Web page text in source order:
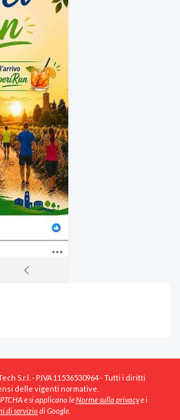
S.r.l. - P.IVA 11536530964 - Tutti i diritti
delle vigenti normative.
e si applicano leNorme sulla privacye i
di serviziodi Google.